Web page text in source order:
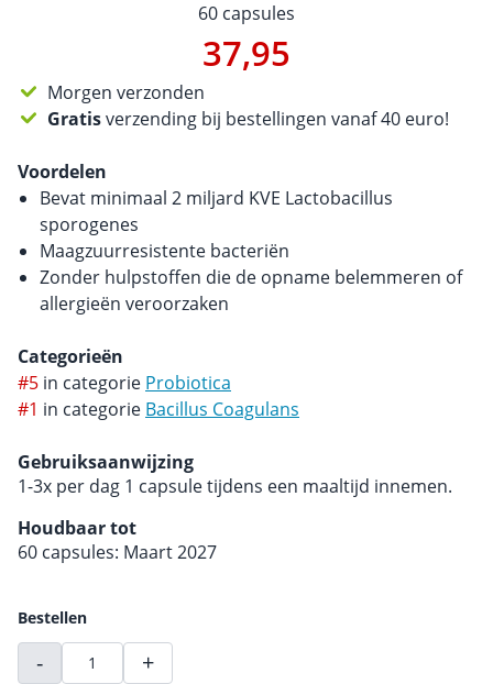
60 capsules
37,95
Morgen verzonden
Gratisverzending bij bestellingen vanaf 40 euro!
Voordelen
Bevat minimaal 2 miljard KVE Lactobacillus
sporogenes
Maagzuurresistente bacteriën
Zonder hulpstoffen die de opname belemmeren of
allergieën veroorzaken
Categorieën
#5 in categorie Probiotica
#1 in categorie Bacillus Coagulans
Gebruiksaanwijzing
1-3x per dag 1 capsule tijdens een maaltijd innemen.
Houdbaar tot
60 capsules: Maart 2027
Bestellen
- +